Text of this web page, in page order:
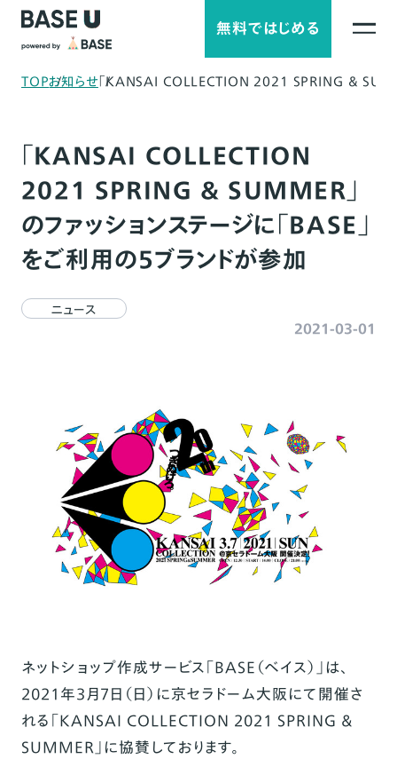
無料ではじめる
TOPお知らせ「KANSAI COLLECTION 2021 SPRING &
「KANSAI COLLECTION
2021 SPRING & SUMMER」
のファッションステージに「BASE」
をご利用の5ブランドが参加
ニュース
2021-03-01
ネットショップ作成サービス「BASE（ベイス）」は、
2021年3月7日（日）に京セラドーム大阪にて開催さ
れる「KANSAI COLLECTION 2021 SPRING &
SUMMER」に協賛しております。